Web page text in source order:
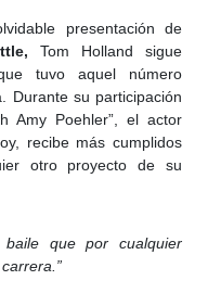
presentación de
Tom Holland sigue
tuvo aquel número
Durante su participación
Amy Poehler”, el actor
recibe más cumplidos
otro proyecto de su
que por cualquier